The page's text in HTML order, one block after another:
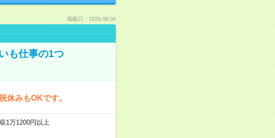
掲載日：2026.08.06
も仕事の1つ
みもOKです。
万1200円以上